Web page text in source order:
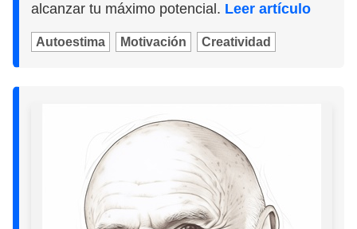
alcanzar tu máximo potencial. Leer artículo
Autoestima Motivación Creatividad